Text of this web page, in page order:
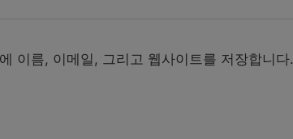
이름, 이메일, 그리고 웹사이트를 저장합니다.